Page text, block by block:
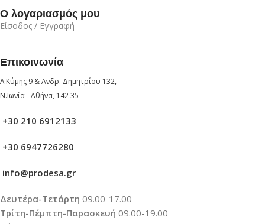
Ο λογαριασμός μου
Είσοδος / Εγγραφή
Επικοινωνία
Λ.Κύμης 9 & Ανδρ. Δημητρίου 132,
Ν.Ιωνία - Αθήνα, 142 35
+30 210 6912133
+30 6947726280
info@prodesa.gr
Δευτέρα-Τετάρτη 09.00-17.00
Τρίτη-Πέμπτη-Παρασκευή 09.00-19.00